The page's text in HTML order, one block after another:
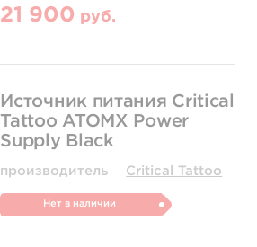
21 900 руб.
Источник питания Critical
Tattoo ATOMX Power
Supply Black
производитель Critical Tattoo
Нет в наличии